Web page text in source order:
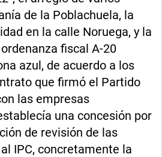
de la Poblachuela, la
en la calle Noruega, y la
fiscal A-20
azul, de acuerdo a los
que firmó el Partido
las empresas
una concesión por
de revisión de las
IPC, concretamente la